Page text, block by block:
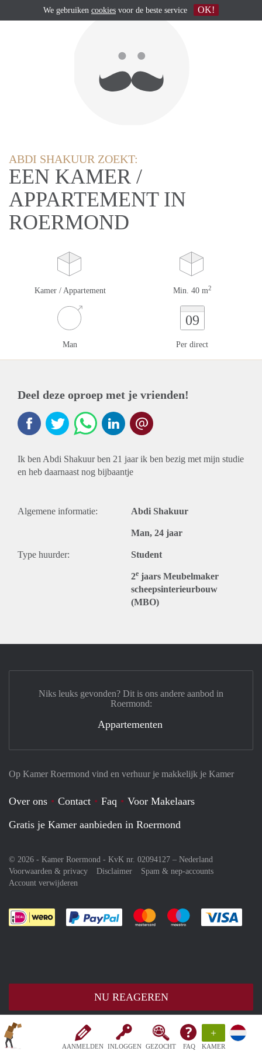
AANMELDEN INLOGGEN GEZOCHT FAQ
+
KAMER
ABDI SHAKUUR ZOEKT:
EEN KAMER /
APPARTEMENT IN
ROERMOND
Kamer / Appartement Min. 40 m2
Man
09
Per direct
Deel deze oproep met je vrienden!
Ik ben Abdi Shakuur ben 21 jaar ik ben bezig met mijn studie
en heb daarnaast nog bijbaantje
Algemene informatie: Abdi Shakuur
Man, 24 jaar
Type huurder: Student
2e jaars Meubelmaker
scheepsinterieurbouw
(MBO)
NU REAGEREN
Op Kamer Roermond vind en verhuur je makkelijk je Kamer
Over ons Contact Faq
Voor Makelaars
Gratis je Kamer aanbieden in Roermond
© 2026 - Kamer Roermond - KvK nr. 02094127 – Nederland
Voorwaarden & privacy
Disclaimer
Spam & nep-accounts
Account verwijderen
Je rekent gemakkelijk af met Paypal
Je rekent gemakkelijk af met
Je rekent
Niks leuks gevonden? Dit is ons andere aanbod in
Roermond:
Appartementen
We gebruiken cookies voor de beste service OK!